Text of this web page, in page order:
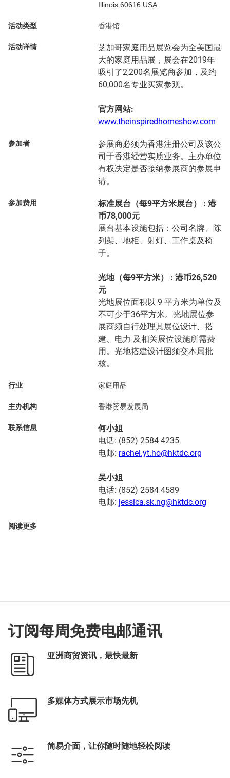
Illinois 60616 USA
活动类型 香港馆
活动详情
芝加哥家庭用品展览会为全美国最
大的家庭用品展，展会在2019年
吸引了2,200名展览商参加，及约
60,000名专业买家参观。
官方网站:
www.theinspiredhomeshow.com
参加者
参展商必须为香港注册公司及该公
司于香港经营实质业务。主办单位
有权决定是否接纳参展商的参展申
请。
参加费用
标准展台（每9平方米展台） : 港
币78,000元
展台基本设施包括：公司名牌、陈
列架、地柜、射灯、工作桌及椅
子。
光地（每9平方米） : 港币26,520
元
光地展位面积以 9 平方米为单位及
不可少于36平方米。光地展位参
展商须自行处理其展位设计、搭
建、电力 及相关展位设施所需费
用。光地搭建设计图须交本局批
核。
行业 家庭用品
主办机构 香港贸易发展局
联系信息
何小姐
电话: (852) 2584 4235
电邮: rachel.yt.ho@hktdc.org
吴小姐
电话: (852) 2584 4589
电邮: jessica.sk.ng@hktdc.org
阅读更多
订阅每周免费电邮通讯
亚洲商贸资讯，最快最新
多媒体方式展示市场先机
简易介面，让你随时随地轻松阅读